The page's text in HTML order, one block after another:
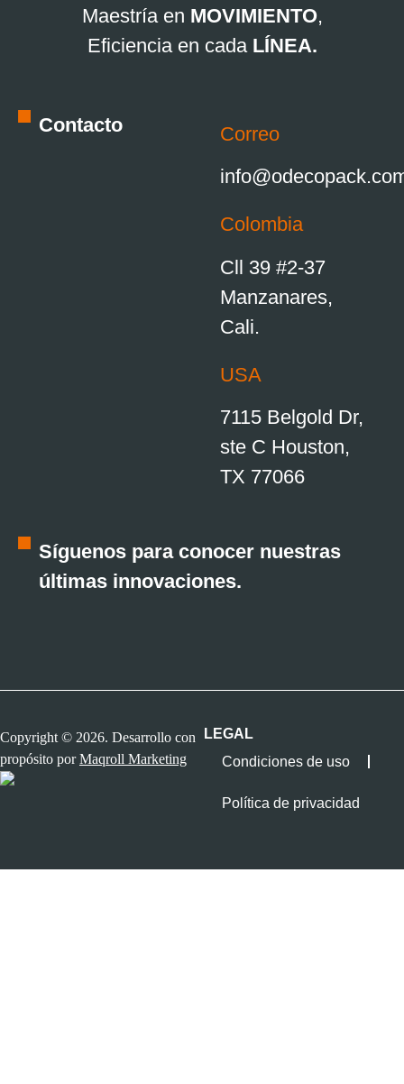
Maestría en MOVIMIENTO,
Eficiencia en cada LÍNEA.
Contacto
Correo
Colombia
Cll 39 #2-37
Manzanares,
Cali.
USA
7115 Belgold Dr,
ste C Houston,
TX 77066
Síguenos para conocer nuestras
últimas innovaciones.
Copyright © 2026. Desarrollo con
propósito porMaqroll Marketing
LEGAL
Condiciones de uso
Política de privacidad